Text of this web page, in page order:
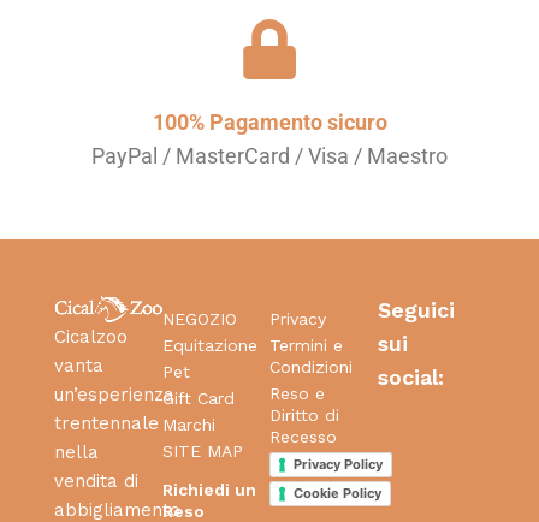
100% Pagamento sicuro
PayPal / MasterCard / Visa / Maestro
Cicalzoo
vanta
un’esperienza
trentennale
nella
vendita di
abbigliamento
NEGOZIO
Equitazione
Pet
Gift Card
Marchi
SITE MAP
Richiedi un
Reso
Privacy
Termini e
Condizioni
Reso e
Diritto di
Recesso
Privacy Policy
Cookie Policy
Seguici
sui
social: